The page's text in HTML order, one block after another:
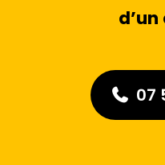
07